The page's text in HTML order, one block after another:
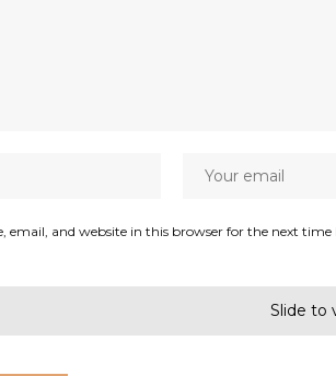
email, and website in this browser for the next
Slide to